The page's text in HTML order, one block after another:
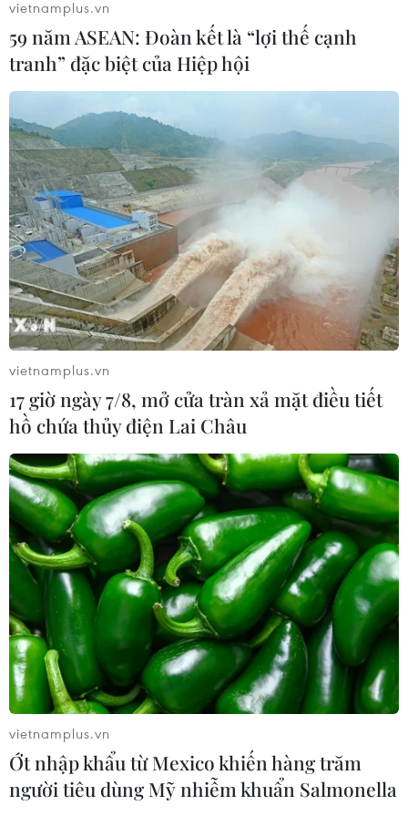
Chuyên gia cảnh báo về xu hướng sử
dụng thực phẩm lên men
13/07/2026 07:17
Phở Cultural Roadshow tại
Budapest: Lan tỏa hương vị Việt giữa
lòng châu Âu
12/07/2026 07:43
Cháo canh Quảng Bình - món ăn
dân dã gây thương nhớ
Đội tuyển Argentina mang nửa tấn
thịt bò đến World Cup 2026
10/07/2026 01:25
Ẩm thực mang bản sắc Việt Nam đến
gần hơn với châu Âu và thế giới
09/07/2026 22:47
Nem lụi Huế - hương vị bình dị níu
chân thực khách
08/07/2026 23:19
vietnamplus.vn
59 năm ASEAN: Đoàn kết là “lợi thế cạnh
tranh” đặc biệt của Hiệp hội
vietnamplus.vn
17 giờ ngày 7/8, mở cửa tràn xả mặt điều tiết
hồ chứa thủy điện Lai Châu
vietnamplus.vn
Ớt nhập khẩu từ Mexico khiến hàng trăm
người tiêu dùng Mỹ nhiễm khuẩn Salmonella